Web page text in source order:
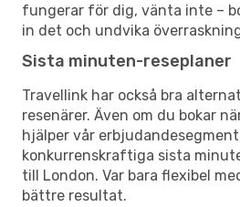
fungerar för dig, vänta inte –
in det och undvika
Sista minuten-reseplaner
Travellink har också bra
resenärer. Även om du bokar
hjälper vår
konkurrenskraftiga sista
till London. Var bara flexibel
bättre resultat.